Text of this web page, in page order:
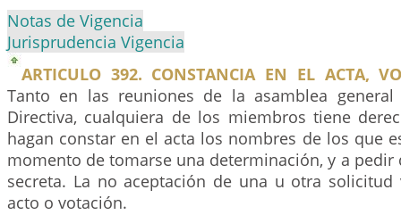
Notas de Vigencia
Jurisprudencia Vigencia
ARTICULO 392. CONSTANCIA EN EL ACTA,
Tanto en las reuniones de la asamblea
Directiva, cualquiera de los miembros tiene
hagan constar en el acta los nombres de los que
momento de tomarse una determinación, y a pedir
secreta. La no aceptación de una u otra
acto o votación.